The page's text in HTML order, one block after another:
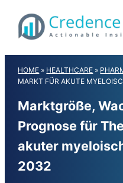
content
HOME » HEALTHCARE »
MARKT FÜR AKUTE
Marktgröße,
Prognose für
akuter
2032